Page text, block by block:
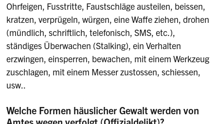
Ohrfeigen, Fusstritte, Faustschläge austeilen, beissen,
kratzen, verprügeln, würgen, eine Waffe ziehen, drohen
(mündlich, schrift­lich, telefonisch, SMS, etc.),
ständiges Überwachen (Stalking), ein Verhalten
erzwingen, einsperren, bewachen, mit einem Werkzeug
zuschlagen, mit einem Messer zustossen, schiessen,
usw..
Welche Formen häuslicher Gewalt werden von